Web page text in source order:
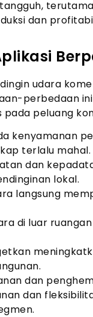
dan
udara
perbedaan
peluang
kenyamanan
terlalu mahal.
dan
lokal.
langsung
di luar
dan
dan